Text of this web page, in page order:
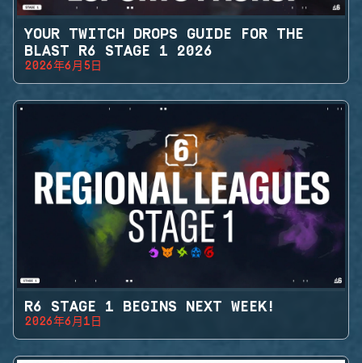
YOUR TWITCH DROPS GUIDE FOR THE
BLAST R6 STAGE 1 2026
2026年6月5日
R6 STAGE 1 BEGINS NEXT WEEK!
2026年6月1日